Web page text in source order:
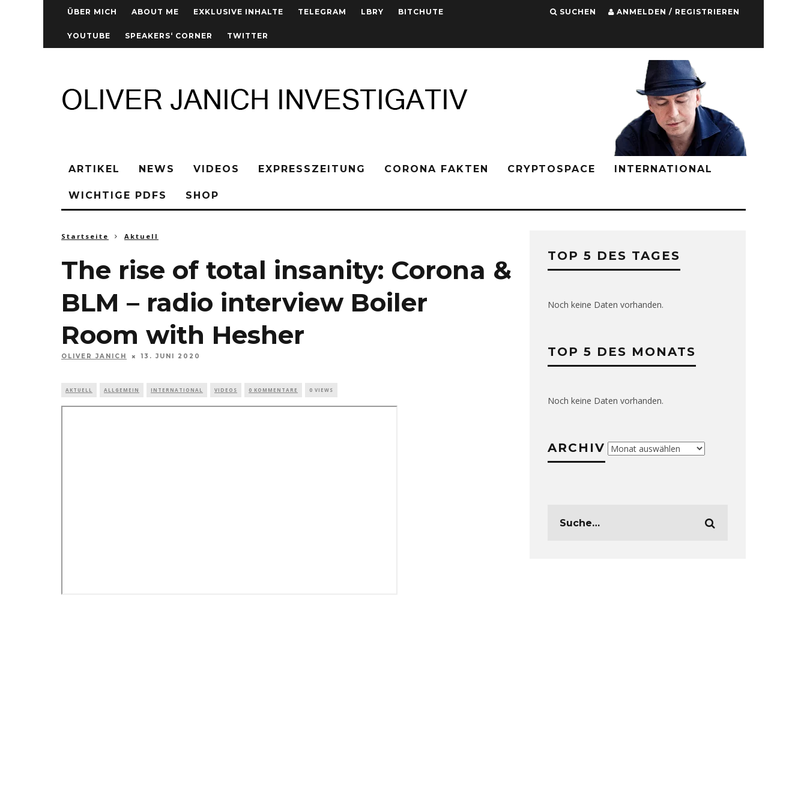
ÜBER MICH ABOUT ME EXKLUSIVE INHALTE TELEGRAM LBRY BITCHUTE
YOUTUBE SPEAKERS‘ CORNER TWITTER
SUCHEN ANMELDEN / REGISTRIEREN
ARTIKEL NEWS VIDEOS EXPRESSZEITUNG CORONA FAKTEN CRYPTOSPACE INTERNATIONAL
WICHTIGE PDFS SHOP
Startseite Aktuell
The rise of total insanity: Corona &
BLM – radio interview Boiler
Room with Hesher
OLIVER JANICH 13. JUNI 2020
AKTUELL ALLGEMEIN INTERNATIONAL VIDEOS 0 KOMMENTARE 0 VIEWS
TOP 5 DES TAGES
Noch keine Daten vorhanden.
TOP 5 DES MONATS
Noch keine Daten vorhanden.
ARCHIV Archiv